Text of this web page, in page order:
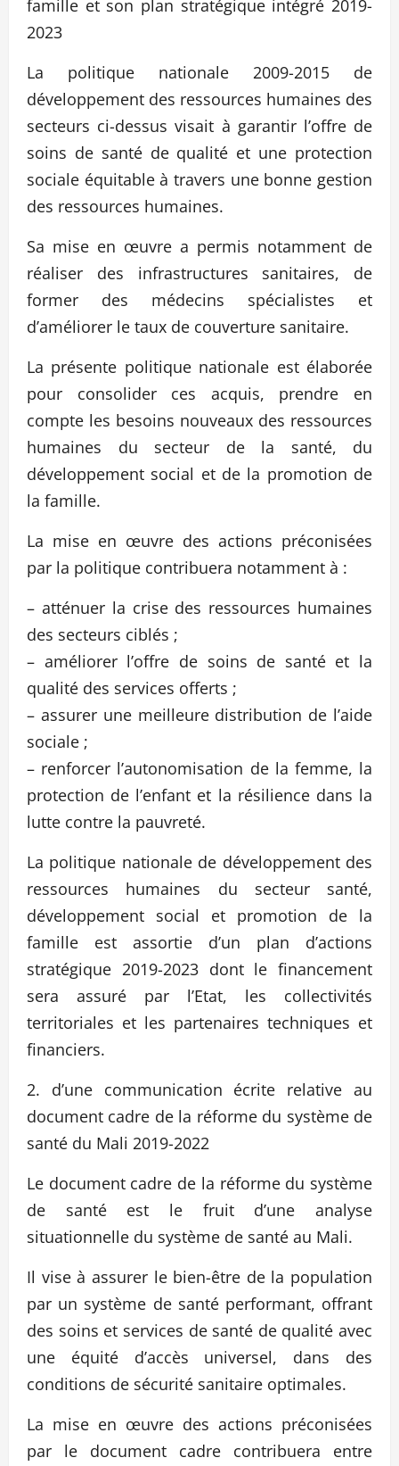
famille et son plan stratégique intégré 2019-
2023
La politique nationale 2009-2015 de
développement des ressources humaines des
secteurs ci-dessus visait à garantir l’offre de
soins de santé de qualité et une protection
sociale équitable à travers une bonne gestion
des ressources humaines.
Sa mise en œuvre a permis notamment de
réaliser des infrastructures sanitaires, de
former des médecins spécialistes et
d’améliorer le taux de couverture sanitaire.
La présente politique nationale est élaborée
pour consolider ces acquis, prendre en
compte les besoins nouveaux des ressources
humaines du secteur de la santé, du
développement social et de la promotion de
la famille.
La mise en œuvre des actions préconisées
par la politique contribuera notamment à :
– atténuer la crise des ressources humaines
des secteurs ciblés ;
– améliorer l’offre de soins de santé et la
qualité des services offerts ;
– assurer une meilleure distribution de l’aide
sociale ;
– renforcer l’autonomisation de la femme, la
protection de l’enfant et la résilience dans la
lutte contre la pauvreté.
La politique nationale de développement des
ressources humaines du secteur santé,
développement social et promotion de la
famille est assortie d’un plan d’actions
stratégique 2019-2023 dont le financement
sera assuré par l’Etat, les collectivités
territoriales et les partenaires techniques et
financiers.
2. d’une communication écrite relative au
document cadre de la réforme du système de
santé du Mali 2019-2022
Le document cadre de la réforme du système
de santé est le fruit d’une analyse
situationnelle du système de santé au Mali.
Il vise à assurer le bien-être de la population
par un système de santé performant, offrant
des soins et services de santé de qualité avec
une équité d’accès universel, dans des
conditions de sécurité sanitaire optimales.
La mise en œuvre des actions préconisées
par le document cadre contribuera entre